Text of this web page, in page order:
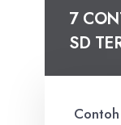
7
SD